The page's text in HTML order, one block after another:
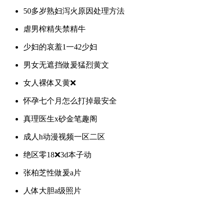
50多岁熟妇泻火原因处理方法
虐男榨精失禁精牛
少妇的哀羞1一42少妇
男女无遮挡做爰猛烈黄文
女人裸体又黄❌
怀孕七个月怎么打掉最安全
真理医生x砂金笔趣阁
成人h动漫视频一区二区
绝区零18❌3d本子动
张柏芝性做爰a片
人体大胆a级照片